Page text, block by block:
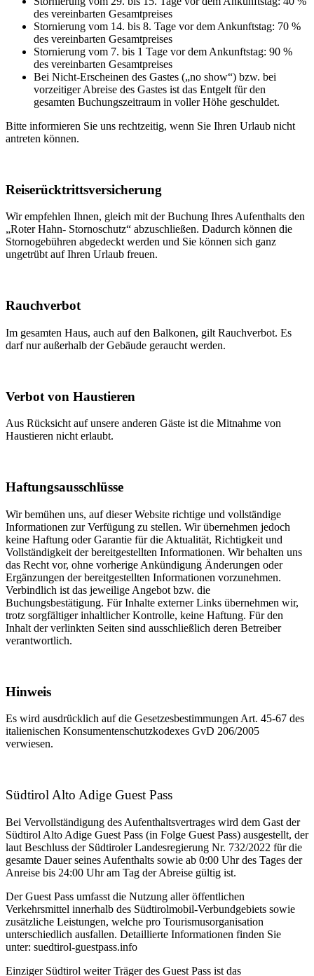
des vereinbarten Gesamtpreises
Stornierung vom 14. bis 8. Tage vor dem Ankunftstag: 70 %
des vereinbarten Gesamtpreises
Stornierung vom 7. bis 1 Tage vor dem Ankunftstag: 90 %
des vereinbarten Gesamtpreises
Bei Nicht-Erscheinen des Gastes („no show“) bzw. bei
vorzeitiger Abreise des Gastes ist das Entgelt für den
gesamten Buchungszeitraum in voller Höhe geschuldet.
Bitte informieren Sie uns rechtzeitig, wenn Sie Ihren Urlaub nicht
antreten können.
Reiserücktrittsversicherung
Wir empfehlen Ihnen, gleich mit der Buchung Ihres Aufenthalts den
„Roter Hahn- Stornoschutz“ abzuschließen. Dadurch können die
Stornogebühren abgedeckt werden und Sie können sich ganz
ungetrübt auf Ihren Urlaub freuen.
Rauchverbot
Im gesamten Haus, auch auf den Balkonen, gilt Rauchverbot. Es
darf nur außerhalb der Gebäude geraucht werden.
Verbot von Haustieren
Aus Rücksicht auf unsere anderen Gäste ist die Mitnahme von
Haustieren nicht erlaubt.
Haftungsausschlüsse
Wir bemühen uns, auf dieser Website richtige und vollständige
Informationen zur Verfügung zu stellen. Wir übernehmen jedoch
keine Haftung oder Garantie für die Aktualität, Richtigkeit und
Vollständigkeit der bereitgestellten Informationen. Wir behalten uns
das Recht vor, ohne vorherige Ankündigung Änderungen oder
Ergänzungen der bereitgestellten Informationen vorzunehmen.
Verbindlich ist das jeweilige Angebot bzw. die
Buchungsbestätigung. Für Inhalte externer Links übernehmen wir,
trotz sorgfältiger inhaltlicher Kontrolle, keine Haftung. Für den
Inhalt der verlinkten Seiten sind ausschließlich deren Betreiber
verantwortlich.
Hinweis
Es wird ausdrücklich auf die Gesetzesbestimmungen Art. 45-67 des
italienischen Konsumentenschutzkodexes GvD 206/2005
verwiesen.
Südtirol Alto Adige Guest Pass
Bei Vervollständigung des Aufenthaltsvertrages wird dem Gast der
Südtirol Alto Adige Guest Pass (in Folge Guest Pass) ausgestellt, der
laut Beschluss der Südtiroler Landesregierung Nr. 732/2022 für die
gesamte Dauer seines Aufenthalts sowie ab 0:00 Uhr des Tages der
Anreise bis 24:00 Uhr am Tag der Abreise gültig ist.
Der Guest Pass umfasst die Nutzung aller öffentlichen
Verkehrsmittel innerhalb des Südtirolmobil-Verbundgebiets sowie
zusätzliche Leistungen, welche pro Tourismusorganisation
unterschiedlich ausfallen. Detaillierte Informationen finden Sie
unter: suedtirol-guestpass.info
Einziger Südtirol weiter Träger des Guest Pass ist das